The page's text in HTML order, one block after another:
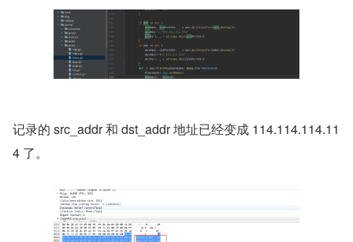
记录的 src_addr 和 dst_addr 地址已经变成 114.114.114.11
4 了。